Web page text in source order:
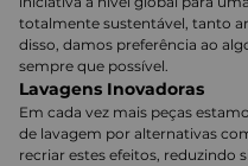
totalmente sustentável, tanto
disso, damos preferência ao
sempre que possível.
Lavagens Inovadoras
Em cada vez mais peças
de lavagem por alternativas
recriar estes efeitos, reduzindo